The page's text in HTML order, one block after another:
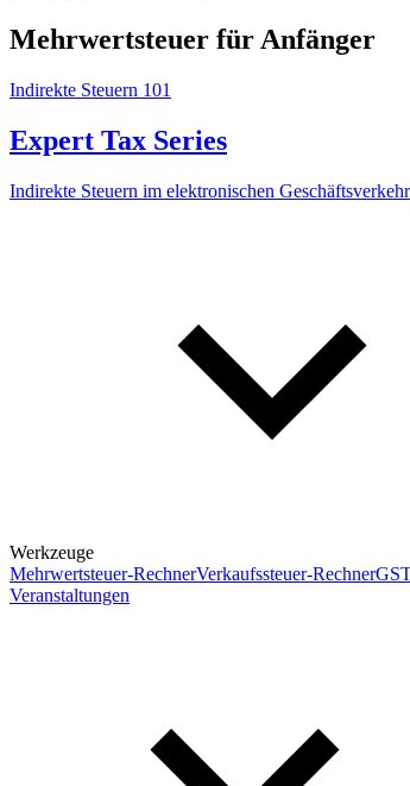
Mehrwertsteuer für Anfänger
Indirekte Steuern 101
Expert Tax Series
Indirekte Steuern im elektronischen Geschäftsverkehr
Werkzeuge
Mehrwertsteuer-RechnerVerkaufssteuer-Rechner
Veranstaltungen